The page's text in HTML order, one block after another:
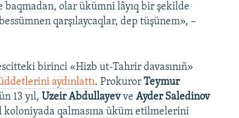
olar ükümni lâyıq bir şekilde
qarşılaycaqlar, dep tüşünem», –
birinci «Hizb ut-Tahrir davasınıñ»
aydınlattı. ProkurorTeymur
13 yıl, Uzeir AbdullayevveAyder Saledinov
koloniyada qalmasına üküm etilmelerini